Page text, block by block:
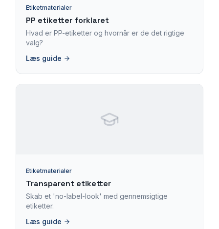
Etiketmaterialer
PP etiketter forklaret
Hvad er PP-etiketter og hvornår er de det rigtige
valg?
Læs guide
Etiketmaterialer
Transparent etiketter
Skab et 'no-label-look' med gennemsigtige
etiketter.
Læs guide